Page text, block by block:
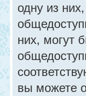
одну из
них, могут
вы можете